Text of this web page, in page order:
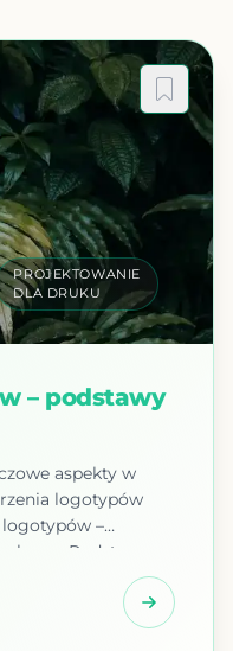
PROJEKTOWANIE
DLA DRUKU
– podstawy
aspekty w
logotypów
–
Podstawy
fundament
Projektowanie